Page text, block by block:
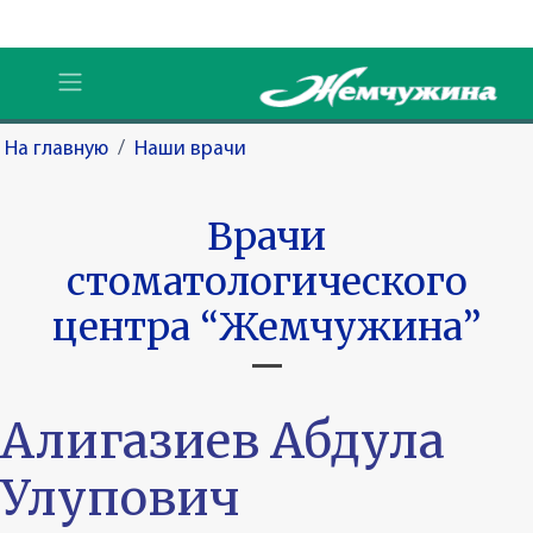
На главную / Наши врачи
Врачи
стоматологического
центра “Жемчужина”
Алигазиев Абдула
Улупович